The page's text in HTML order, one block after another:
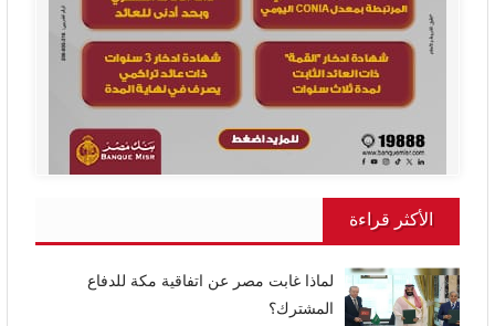
الأكثر قراءة
لماذا غابت مصر عن اتفاقية مكة للدفاع
المشترك؟